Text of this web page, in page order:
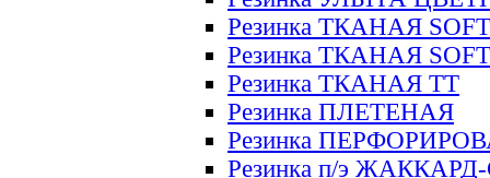
Резинка ТКАНАЯ SOFT
Резинка ТКАНАЯ
Резинка ТКАНАЯ ТТ
Резинка ПЛЕТЕНАЯ
Резинка
Резинка п/э